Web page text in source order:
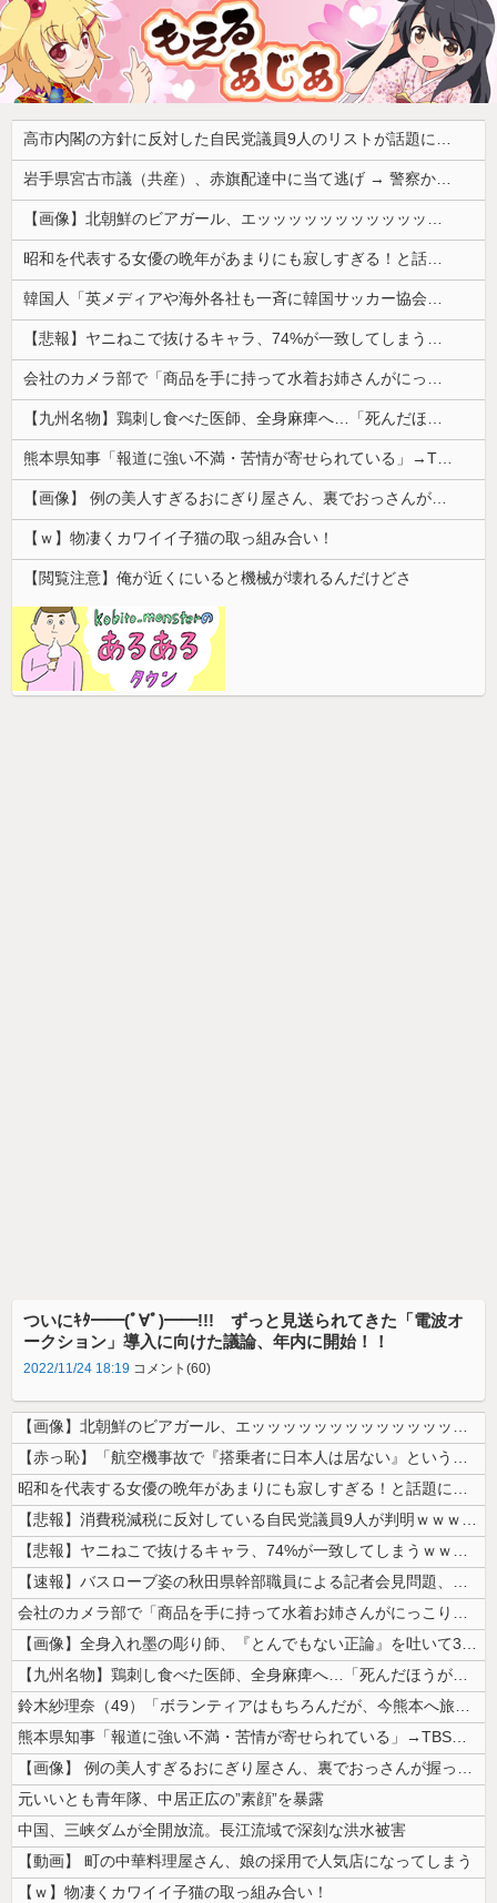
高市内閣の方針に反対した自民党議員9人のリストが話題に、「岩屋はどこへ行った？」との指摘もあるが……
岩手県宮古市議（共産）、赤旗配達中に当て逃げ → 警察から連絡が来て宮古署を訪れ事情聴取
【画像】北朝鮮のビアガール、エッッッッッッッッッッッッッッッッッ！
昭和を代表する女優の晩年があまりにも寂しすぎる！と話題に、自身の子供を餓死する寸前までネグレクトした挙句……
韓国人「英メディアや海外各社も一斉に韓国サッカー協会を巡る過去の不祥事を報道！」→「国際的な信用失墜の危機‥」
【悲報】ヤニねこで抜けるキャラ、74%が一致してしまうｗｗｗｗｗ
会社のカメラ部で「商品を手に持って水着お姉さんがにっこり」を撮影、だがお姉さんは素人アルバイトで親バレした結果……
【九州名物】鶏刺し食べた医師、全身麻痺へ…「死んだほうが良かったと思っていた」
熊本県知事「報道に強い不満・苦情が寄せられている」→TBSの報道特集がまさにそれな件
【画像】 例の美人すぎるおにぎり屋さん、裏でおっさんが握っていたｗｗｗｗｗｗｗｗｗｗｗｗｗｗｗｗｗ
【ｗ】物凄くカワイイ子猫の取っ組み合い！
【閲覧注意】俺が近くにいると機械が壊れるんだけどさ
ついにｷﾀ━━(ﾟ∀ﾟ)━━!!! ずっと見送られてきた「電波オ
ークション」導入に向けた議論、年内に開始！！
2022/11/24 18:19 コメント(60)
【画像】北朝鮮のビアガール、エッッッッッッッッッッッッッッッッッ！
【赤っ恥】「航空機事故で『搭乗者に日本人は居ない』という発表は嫌い。人...
昭和を代表する女優の晩年があまりにも寂しすぎる！と話題に、自身の子供を...
【悲報】消費税減税に反対している自民党議員9人が判明ｗｗｗｗｗｗ
【悲報】ヤニねこで抜けるキャラ、74%が一致してしまうｗｗｗｗｗ
【速報】バスローブ姿の秋田県幹部職員による記者会見問題、ラブホテルから...
会社のカメラ部で「商品を手に持って水着お姉さんがにっこり」を撮影、だが...
【画像】全身入れ墨の彫り師、『とんでもない正論』を吐いて30万再生され...
【九州名物】鶏刺し食べた医師、全身麻痺へ…「死んだほうが良かったと思っ...
鈴木紗理奈（49）「ボランティアはもちろんだが、今熊本へ旅行に行くこと...
熊本県知事「報道に強い不満・苦情が寄せられている」→TBSの報道特集が...
【画像】 例の美人すぎるおにぎり屋さん、裏でおっさんが握っていたｗｗｗ...
元いいとも青年隊、中居正広の”素顔”を暴露
中国、三峡ダムが全開放流。長江流域で深刻な洪水被害
【動画】 町の中華料理屋さん、娘の採用で人気店になってしまう
【ｗ】物凄くカワイイ子猫の取っ組み合い！